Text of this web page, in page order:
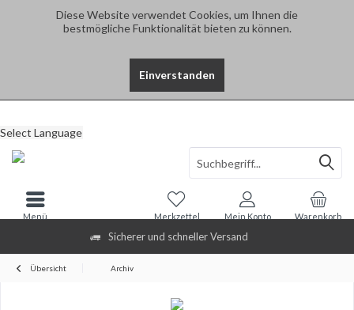
Diese Website verwendet Cookies, um Ihnen die
bestmögliche Funktionalität bieten zu können.
Einverstanden
Sicherer und schneller Versand
Select Language
Warenkorb
Merkzettel Mein Konto
Menü
Übersicht Archiv